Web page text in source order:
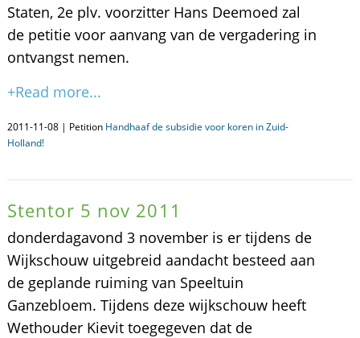
Staten, 2e plv. voorzitter Hans Deemoed zal
de petitie voor aanvang van de vergadering in
ontvangst nemen.
+Read more...
2011-11-08 | Petition Handhaaf de subsidie voor koren in Zuid-
Holland!
Stentor 5 nov 2011
donderdagavond 3 november is er tijdens de
Wijkschouw uitgebreid aandacht besteed aan
de geplande ruiming van Speeltuin
Ganzebloem. Tijdens deze wijkschouw heeft
Wethouder Kievit toegegeven dat de